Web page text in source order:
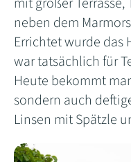
neben dem
Errichtet wurde das
war tatsächlich für
Heute bekommt
sondern auch
Linsen mit Spätzle